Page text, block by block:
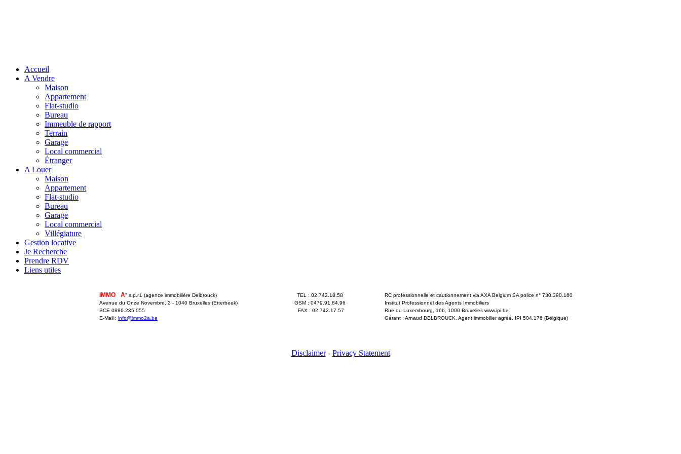
Accueil
A Vendre
Maison
Appartement
Flat-studio
Bureau
Immeuble de rapport
Terrain
Garage
Local commercial
Étranger
A Louer
Maison
Appartement
Flat-studio
Bureau
Garage
Local commercial
Villégiature
Gestion locative
Je Recherche
Prendre RDV
Liens utiles
IMMO A" s.p.r.l. (agence immobilière Delbrouck)
Avenue du Onze Novembre, 2 - 1040 Bruxelles (Etterbeek)
BCE 0886.235.055
E-Mail : info@immo2a.be
TEL : 02.742.18.58
GSM : 0479.91.84.96
FAX : 02.742.17.57
RC professionnelle et cautionnement via AXA Belgium SA police n° 730.390.160
Institut Professionnel des Agents Immobiliers
Rue du Luxembourg, 16b, 1000 Bruxelles www.ipi.be
Gérant : Arnaud DELBROUCK, Agent immobilier agréé, IPI 504.176 (Belgique)
Disclaimer- Privacy Statement